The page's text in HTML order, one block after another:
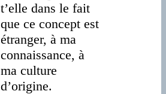
t’elle dans le fait
que ce concept est
étranger, à ma
connaissance, à
ma culture
d’origine.